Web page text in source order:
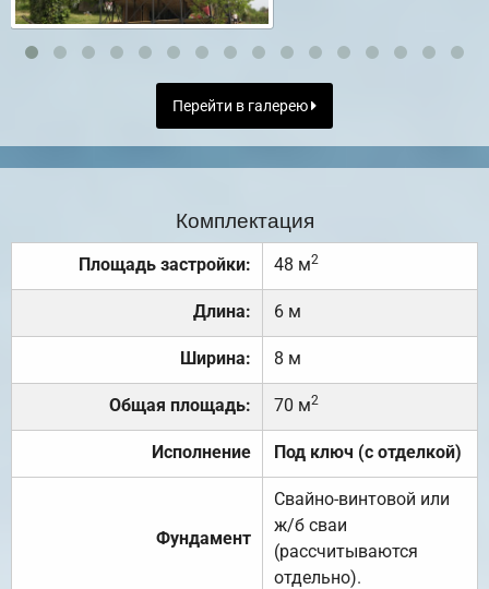
Перейти в галерею
Комплектация
Площадь застройки: 48 м2
Длина: 6 м
Ширина: 8 м
Общая площадь: 70 м2
Исполнение Под ключ (с отделкой)
Фундамент
Свайно-винтовой или
ж/б сваи
(рассчитываются
отдельно).